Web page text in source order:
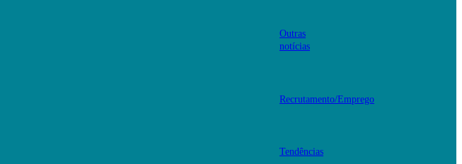
Outras
notícias
Recrutamento/Emprego
Tendências